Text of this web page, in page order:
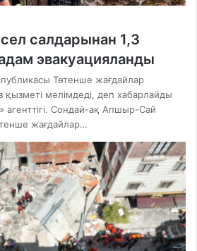
салдарынан 1,3
эвакуацияланды
Төтенше жағдайлар
қызметі мәлімдеді, деп хабарлайды
агенттігі. Сондай-ақ Апшыр-Сай
жағдайлар…